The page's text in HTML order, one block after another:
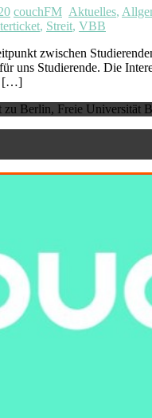
couchFM Aktuelles,
, Streit, VBB
zwischen
uns Studierende. Die
[…]
Berlin, Freie Universität